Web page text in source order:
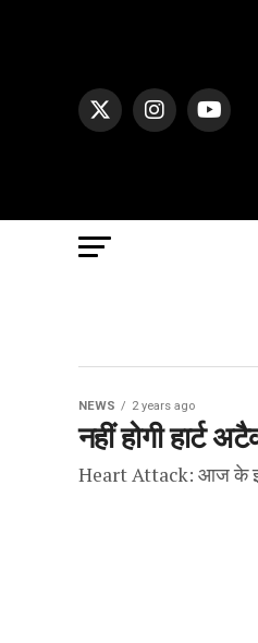
NEWS 2 years ago
नहीं होगी हार्ट
Heart Attack: आज के इस